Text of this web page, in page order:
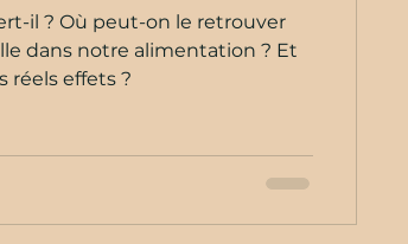
il ? Où peut-on le retrouver
dans notre alimentation ? Et
réels effets ?